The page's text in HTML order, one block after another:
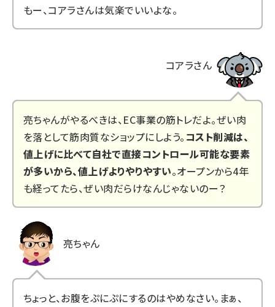
もー、コアラさんは気楽でいいよな。
コアラさん
亮ちゃんがやるべきは、EC事業の筋トレだよ。ぜい肉
を落として筋肉質なショップにしよう。 コスト削減は、
値上げに比べて自社で直接コントロール可能な要素
が多いから、値上げよりやりやすい。オープンから4年
も経ってたら、ぜい肉だらけなんじゃないのー？
亮ちゃん
ちょっと、お腹をぷにぷにするのはやめなさい。まぁ、